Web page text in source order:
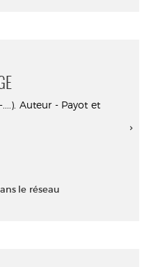
Auteur - Payot et
le réseau